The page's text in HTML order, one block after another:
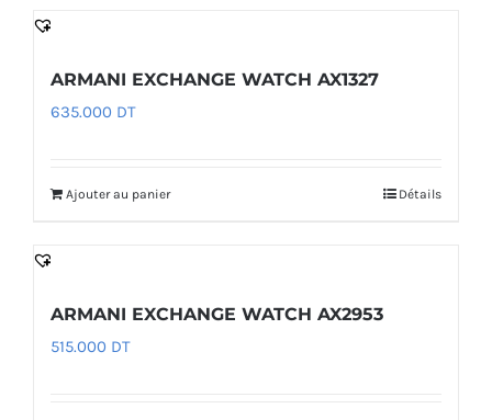
ARMANI EXCHANGE WATCH AX1327
635.000 DT
Ajouter au panier Détails
ARMANI EXCHANGE WATCH AX2953
515.000 DT